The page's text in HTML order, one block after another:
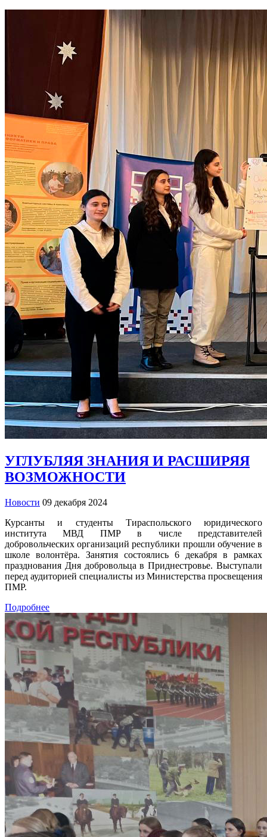
УГЛУБЛЯЯ ЗНАНИЯ И РАСШИРЯЯ
ВОЗМОЖНОСТИ
Новости 09 декабря 2024
Курсанты и студенты Тираспольского юридического
института МВД ПМР в числе представителей
добровольческих организаций республики прошли обучение в
школе волонтёра. Занятия состоялись 6 декабря в рамках
празднования Дня добровольца в Приднестровье. Выступали
перед аудиторией специалисты из Министерства просвещения
ПМР.
Подробнее